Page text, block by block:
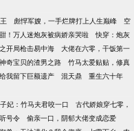
彪悍军嫂，一手烂牌打上人生巅峰
空
！万人迷炮灰被病娇亲哭啦
快穿：炮灰
开局枪击易中海
大佬在六零，干饭第一
神奇宝贝的渣男之路
竹马太爱贴贴，修真
我留下巨额遗产 混天鼎
重生六十年
妃：竹马夫君咬一口
古代娇娘穿七零，
号令
偷亲一口，阴郁大佬变成恋爱